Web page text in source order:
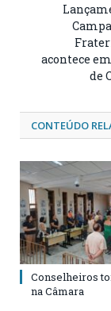
acontece
de
CONTEÚDO
Conselheiros
na Câmara